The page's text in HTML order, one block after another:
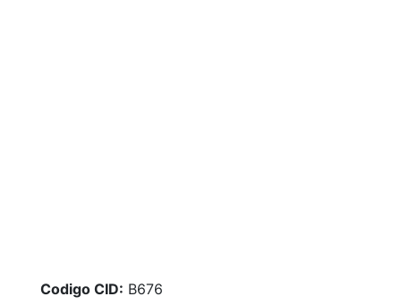
Codigo CID: B676